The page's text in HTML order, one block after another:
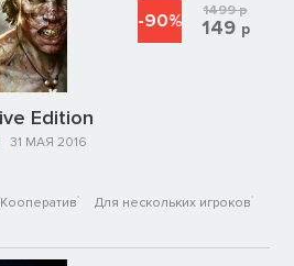
Edition
31 МАЯ 2016
Кооператив
Для нескольких игроков
-90% 1499р
149 р